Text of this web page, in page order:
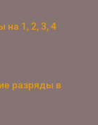
на 1, 2, 3, 4
разряды в